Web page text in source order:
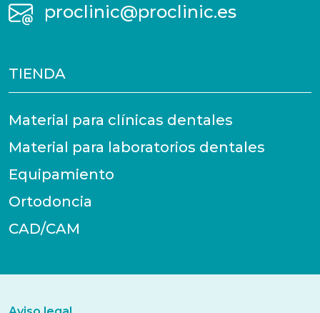
proclinic@proclinic.es
TIENDA
Material para clínicas dentales
Material para laboratorios dentales
Equipamiento
Ortodoncia
CAD/CAM